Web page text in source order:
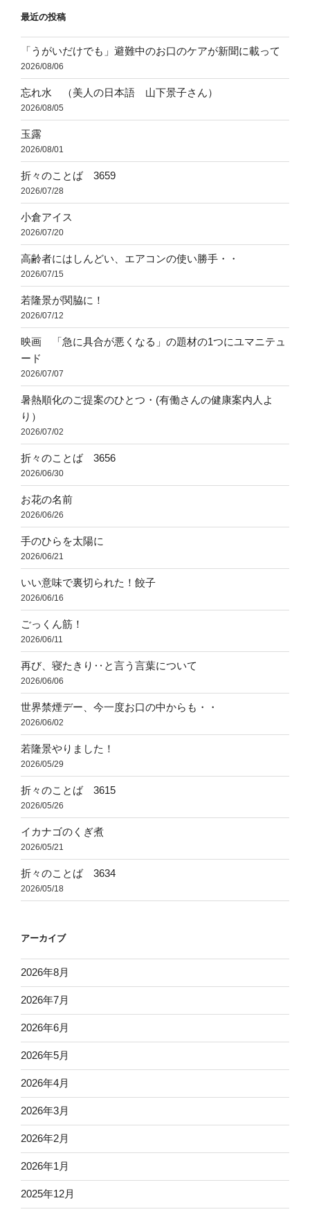
ン
最近の投稿
「うがいだけでも」避難中のお口のケアが新聞に載って
2026/08/06
忘れ水 （美人の日本語 山下景子さん）
2026/08/05
玉露
2026/08/01
折々のことば 3659
2026/07/28
小倉アイス
2026/07/20
高齢者にはしんどい、エアコンの使い勝手・・
2026/07/15
若隆景が関脇に！
2026/07/12
映画 「急に具合が悪くなる」の題材の1つにユマニテュ
ード
2026/07/07
暑熱順化のご提案のひとつ・(有働さんの健康案内人よ
り）
2026/07/02
折々のことば 3656
2026/06/30
お花の名前
2026/06/26
手のひらを太陽に
2026/06/21
いい意味で裏切られた！餃子
2026/06/16
ごっくん筋！
2026/06/11
再び、寝たきり‥と言う言葉について
2026/06/06
世界禁煙デー、今一度お口の中からも・・
2026/06/02
若隆景やりました！
2026/05/29
折々のことば 3615
2026/05/26
イカナゴのくぎ煮
2026/05/21
折々のことば 3634
2026/05/18
アーカイブ
2026年8月
2026年7月
2026年6月
2026年5月
2026年4月
2026年3月
2026年2月
2026年1月
2025年12月